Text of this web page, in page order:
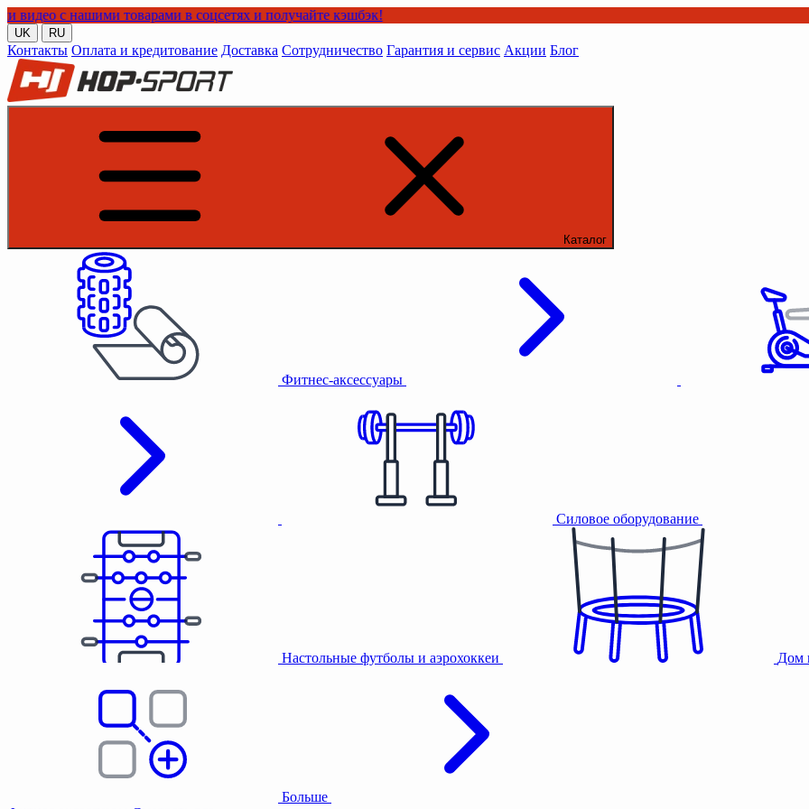
товарами в соцсетях и получайте кэшбэк!
UK RU
Контакты Оплата и кредитование Доставка Сотрудничество Гарантия и сервис Акции Блог
Каталог
Фитнес-аксессуары
Силовое оборудование
Настольные футболы и аэрохоккеи Дом
Больше